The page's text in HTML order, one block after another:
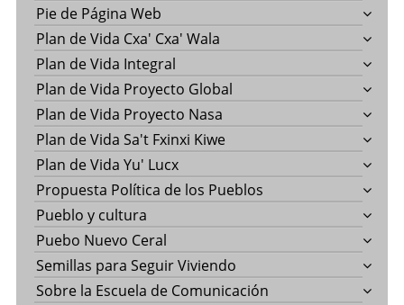
Pie de Página Web
Plan de Vida Cxa' Cxa' Wala
Plan de Vida Integral
Plan de Vida Proyecto Global
Plan de Vida Proyecto Nasa
Plan de Vida Sa't Fxinxi Kiwe
Plan de Vida Yu' Lucx
Propuesta Política de los Pueblos
Pueblo y cultura
Puebo Nuevo Ceral
Semillas para Seguir Viviendo
Sobre la Escuela de Comunicación